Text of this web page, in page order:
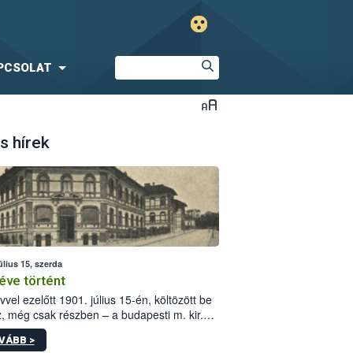
hírek
15, szerda
történt
ezelőtt 1901. július 15-én, költözött be
még csak részben – a budapesti m. kir.
állomás a Kis Rókus utca
alatti, Czigler Győző által tervezett új
>